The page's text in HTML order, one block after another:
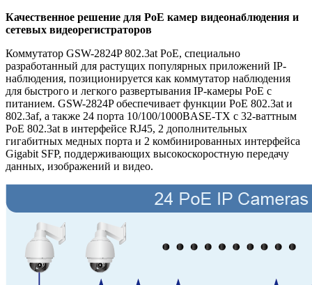
Качественное решение для PoE камер видеонаблюдения и
сетевых видеорегистраторов
Коммутатор GSW-2824P 802.3at PoE, специально
разработанный для растущих популярных приложений IP-
наблюдения, позиционируется как коммутатор наблюдения
для быстрого и легкого развертывания IP-камеры PoE с
питанием. GSW-2824P обеспечивает функции PoE 802.3at и
802.3af, а также 24 порта 10/100/1000BASE-TX с 32-ваттным
PoE 802.3at в интерфейсе RJ45, 2 дополнительных
гигабитных медных порта и 2 комбинированных интерфейса
Gigabit SFP, поддерживающих высокоскоростную передачу
данных, изображений и видео.